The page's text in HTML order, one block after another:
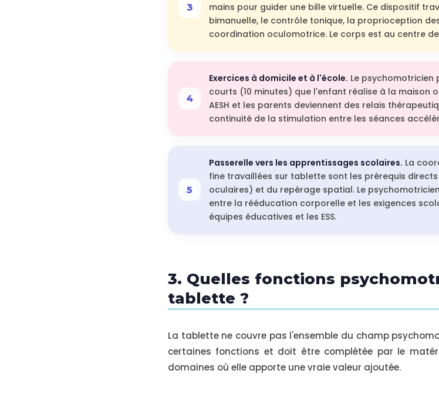
mains pour guider une bille virtuelle. Ce dispositif
bimanuelle, le contrôle tonique, la proprioception
coordination oculomotrice. Le corps est au centre
Exercices à domicile et à l'école. Le psychomotricien
courts (10 minutes) que l'enfant réalise à la maison
AESH et les parents deviennent des relais
continuité de la stimulation entre les séances
Passerelle vers les apprentissages scolaires. La
fine travaillées sur tablette sont les prérequis
oculaires) et du repérage spatial. Le
entre la rééducation corporelle et les exigences
équipes éducatives et les ESS.
3. Quelles fonctions
tablette ?
La tablette ne couvre pas l'ensemble du champ
certaines fonctions et doit être complétée par le
domaines où elle apporte une vraie valeur ajoutée.